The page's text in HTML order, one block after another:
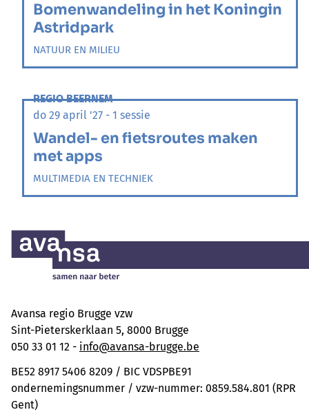
Bomenwandeling in het Koningin
Astridpark
NATUUR EN MILIEU
REGIO BEERNEM
do 29 april '27 - 1 sessie
Wandel- en fietsroutes maken
met apps
MULTIMEDIA EN TECHNIEK
Avansa regio Brugge vzw
Sint-Pieterskerklaan 5, 8000 Brugge
050 33 01 12 - info@avansa-brugge.be
BE52 8917 5406 8209 / BIC VDSPBE91
ondernemingsnummer / vzw-nummer: 0859.584.801 (RPR
Gent)